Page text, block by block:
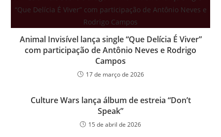
Animal Invisível lança single “Que Delícia É Viver”
com participação de Antônio Neves e Rodrigo
Campos
17 de março de 2026
Culture Wars lança álbum de estreia “Don’t
Speak”
15 de abril de 2026